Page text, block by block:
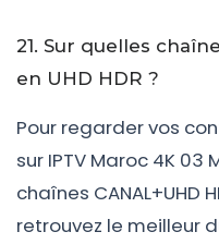
21. Sur quelles
en UHD HDR ?
Pour regarder vos
sur IPTV Maroc 4K 03
chaînes CANAL+UHD
retrouvez le meilleur